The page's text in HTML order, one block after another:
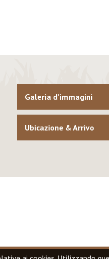
Galeria d’immagini
Ubicazione & Arrivo